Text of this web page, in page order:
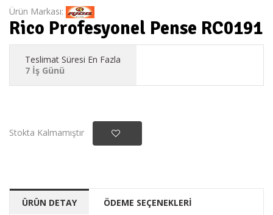
Ürün Markası:
Rico Profesyonel Pense RC0191
Teslimat Süresi En Fazla
7 İş Günü
Stokta Kalmamıştır
ÜRÜN DETAY ÖDEME SEÇENEKLERİ